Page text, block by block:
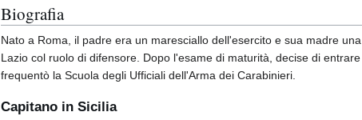
Biografia
Nato a Roma, il padre era un maresciallo dell'esercito e sua madre
Lazio col ruolo di difensore. Dopo l'esame di maturità, decise di
frequentò la Scuola degli Ufficiali dell'Arma dei Carabinieri.
Capitano in Sicilia